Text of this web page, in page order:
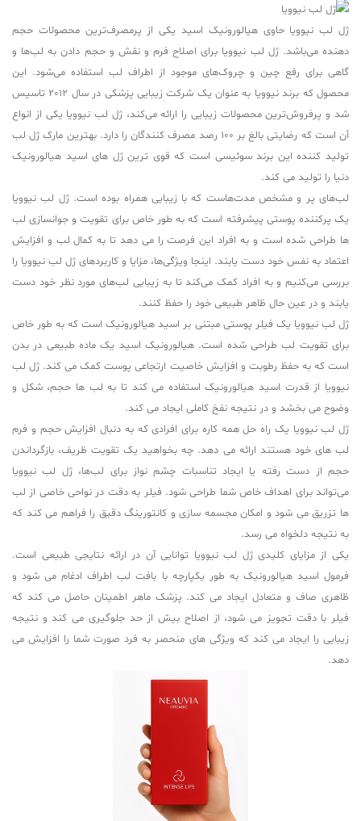
ژل لب نیوویا حاوی هیالورونیک اسید یکی از پرمصرف‌ترین محصولات حجم
دهنده می‌باشد. ژل لب نیوویا برای اصلاح فرم و نقش و حجم دادن به لب‌ها و
گاهی برای رفع چین و چروک‌های موجود از اطراف لب استفاده می‌شود. این
محصول که برند نیوویا به عنوان یک شرکت زیبایی پزشکی در سال 2012 تاسیس
شد و پرفروش‌ترین محصولات زیبایی را ارائه می‌کند، ژل لب نیوویا یکی از انواع
آن است که رضایتی بالغ بر 100 رصد مصرف کنندگان را دارد. بهترین مارک ژل لب
تولید کننده این برند سوئیسی است که قوی ترین ژل های اسید هیالورونیک
دنیا را تولید می کند.
لب‌های پر و مشخص مدت‌هاست که با زیبایی همراه بوده است. ژل لب نیوویا
یک پرکننده پوستی پیشرفته است که به طور خاص برای تقویت و جوانسازی لب
ها طراحی شده است و به افراد این فرصت را می دهد تا به کمال لب و افزایش
اعتماد به نفس خود دست یابند. اینجا ویژگی‌ها، مزایا و کاربردهای ژل لب نیوویا را
بررسی می‌کنیم و به افراد کمک می‌کند تا به زیبایی لب‌های مورد نظر خود دست
یابند و در عین حال ظاهر طبیعی خود را حفظ کنند.
ژل لب نیوویا یک فیلر پوستی مبتنی بر اسید هیالورونیک است که به طور خاص
برای تقویت لب طراحی شده است. هیالورونیک اسید یک ماده طبیعی در بدن
است که به حفظ رطوبت و افزایش خاصیت ارتجاعی پوست کمک می کند. ژل لب
نیوویا از قدرت اسید هیالورونیک استفاده می کند تا به لب ها حجم، شکل و
وضوح می بخشد و در نتیجه نفخ کاملی ایجاد می کند.
ژل لب نیوویا یک راه حل همه کاره برای افرادی که به دنبال افزایش حجم و فرم
لب های خود هستند ارائه می دهد. چه بخواهید یک تقویت ظریف، بازگرداندن
حجم از دست رفته یا ایجاد تناسبات چشم نواز برای لب‌ها، ژل لب نیوویا
می‌تواند برای اهداف خاص شما طراحی شود. فیلر به دقت در نواحی خاصی از لب
ها تزریق می شود و امکان مجسمه سازی و کانتورینگ دقیق را فراهم می کند که
به نتیجه دلخواه می رسد.
یکی از مزایای کلیدی ژل لب نیوویا توانایی آن در ارائه نتایجی طبیعی است.
فرمول اسید هیالورونیک به طور یکپارچه با بافت لب اطراف ادغام می شود و
ظاهری صاف و متعادل ایجاد می کند. پزشک ماهر اطمینان حاصل می کند که
فیلر با دقت تجویز می شود، از اصلاح بیش از حد جلوگیری می کند و نتیجه
زیبایی را ایجاد می کند که ویژگی های منحصر به فرد صورت شما را افزایش می
دهد.